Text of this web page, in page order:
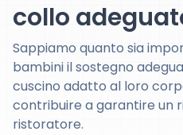
collo
Sappiamo quanto sia
bambini il sostegno
cuscino adatto al loro
contribuire a garantire un
ristoratore.